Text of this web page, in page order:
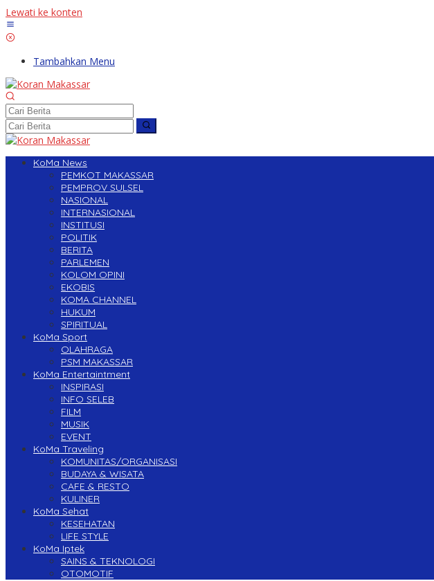
Lewati ke konten
Tambahkan Menu
KoMa News
PEMKOT MAKASSAR
PEMPROV SULSEL
NASIONAL
INTERNASIONAL
INSTITUSI
POLITIK
BERITA
PARLEMEN
KOLOM OPINI
EKOBIS
KOMA CHANNEL
HUKUM
SPIRITUAL
KoMa Sport
OLAHRAGA
PSM MAKASSAR
KoMa Entertaintment
INSPIRASI
INFO SELEB
FILM
MUSIK
EVENT
KoMa Traveling
KOMUNITAS/ORGANISASI
BUDAYA & WISATA
CAFE & RESTO
KULINER
KoMa Sehat
KESEHATAN
LIFE STYLE
KoMa Iptek
SAINS & TEKNOLOGI
OTOMOTIF